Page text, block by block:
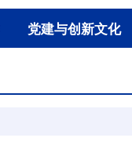
党建与创新文化